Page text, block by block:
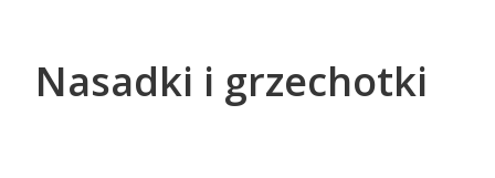
Nasadki i grzechotki